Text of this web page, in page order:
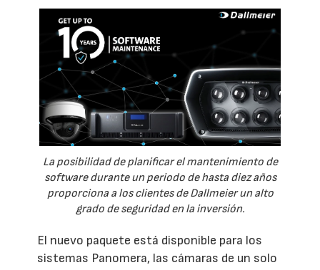
La posibilidad de planificar el mantenimiento de
software durante un periodo de hasta diez años
proporciona a los clientes de Dallmeier un alto
grado de seguridad en la inversión.
El nuevo paquete está disponible para los
sistemas Panomera, las cámaras de un solo